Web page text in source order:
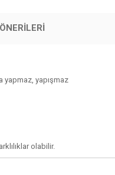
yapmaz, yapışmaz
olabilir.